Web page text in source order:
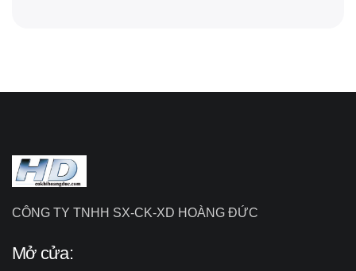
CÔNG TY TNHH SX-CK-XD HOÀNG ĐỨC
Mở cửa: